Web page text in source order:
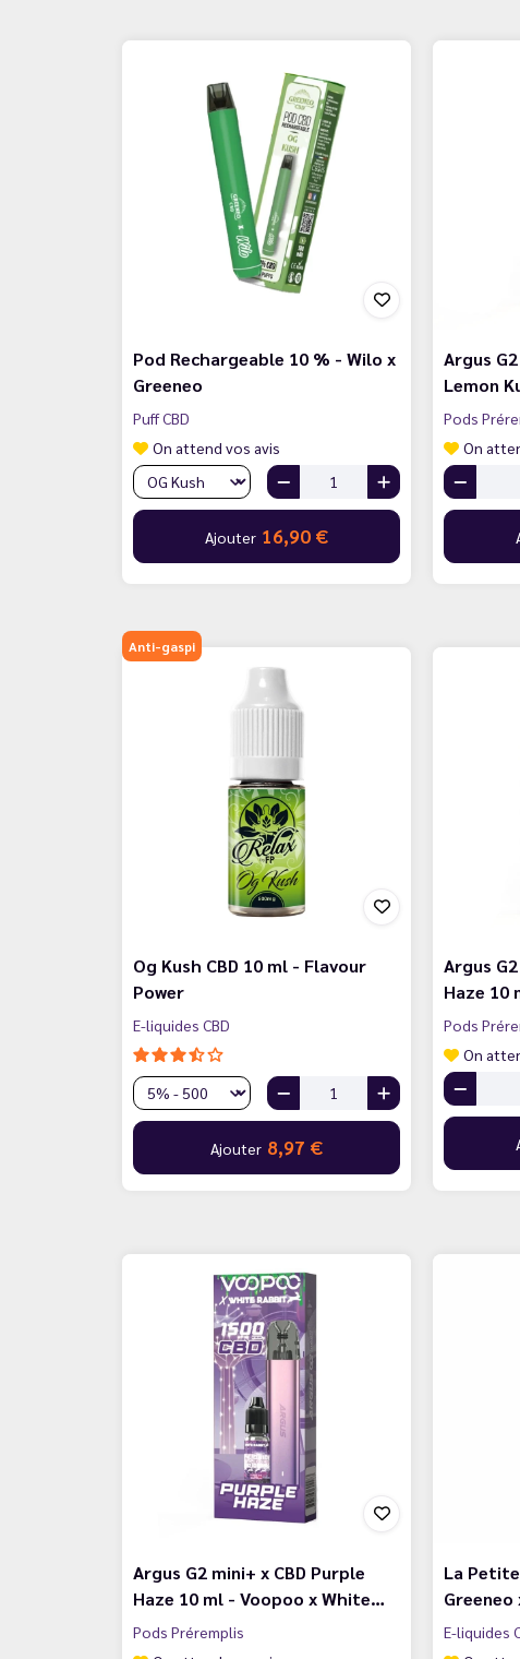
Pod Rechargeable 10 % - Wilo x
Greeneo
Puff CBD
On attend vos avis
Ajouter 16,90 €
Argus
Lemon
Pods
On
Anti-gaspi
Og Kush CBD 10 ml - Flavour
Power
E-liquides CBD
Ajouter 8,97 €
Argus
Haze 10
Pods
On
Argus G2 mini+ x CBD Purple
Haze 10 ml - Voopoo x White…
Pods Préremplis
La
E-liquides